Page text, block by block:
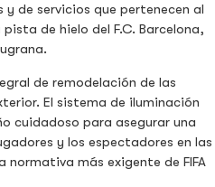
de servicios que pertenecen al
de hielo del F.C. Barcelona,
de remodelación de las
El sistema de iluminación
cuidadoso para asegurar una
y los espectadores en las
normativa más exigente de FIFA